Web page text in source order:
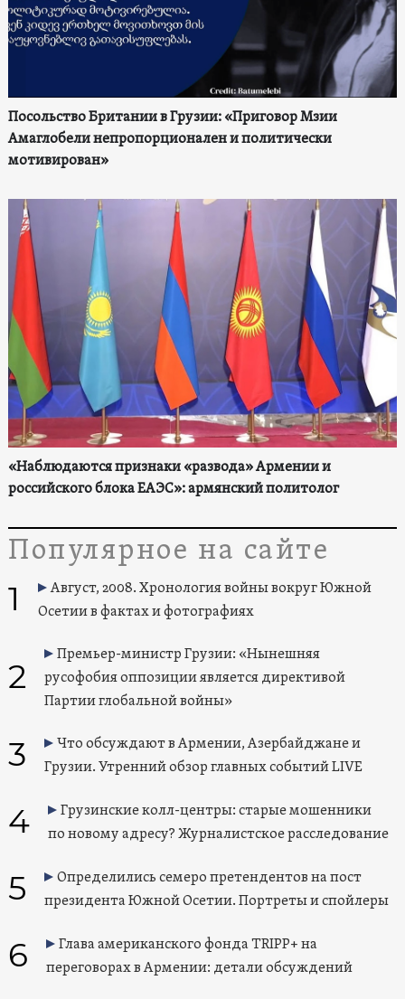
Посольство Британии в Грузии: «Приговор Мзии
Амаглобели непропорционален и политически
мотивирован»
«Наблюдаются признаки «развода» Армении и
российского блока ЕАЭС»: армянский политолог
Популярное на сайте
1
Август, 2008. Хронология войны вокруг Южной
Осетии в фактах и фотографиях
2
Премьер-министр Грузии: «Нынешняя
русофобия оппозиции является директивой
Партии глобальной войны»
3
Что обсуждают в Армении, Азербайджане и
Грузии. Утренний обзор главных событий LIVE
4
Грузинские колл-центры: старые мошенники
по новому адресу? Журналистское расследование
5
Определились семеро претендентов на пост
президента Южной Осетии. Портреты и спойлеры
6
Глава американского фонда TRIPP+ на
переговорах в Армении: детали обсуждений